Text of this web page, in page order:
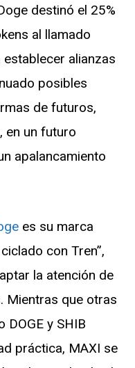
destinó el 25%
al llamado
establecer alianzas
posibles
de futuros,
en un futuro
apalancamiento
es su marca
con Tren”,
la atención de
Mientras que otras
y SHIB
práctica, MAXI se